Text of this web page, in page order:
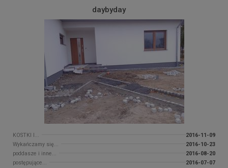
daybyday
KOSTKI I...
2016-11-09
Wykańczamy się...
2016-10-23
poddasze i inne...
2016-08-20
postępujące...
2016-07-07